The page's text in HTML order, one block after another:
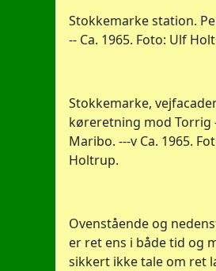
Stokkemarke station.
-- Ca. 1965. Foto: Ulf
Stokkemarke,
køreretning mod Torrig
Maribo. ---v Ca. 1965.
Holtrup.
Ovenstående og
er ret ens i både tid og
sikkert ikke tale om ret